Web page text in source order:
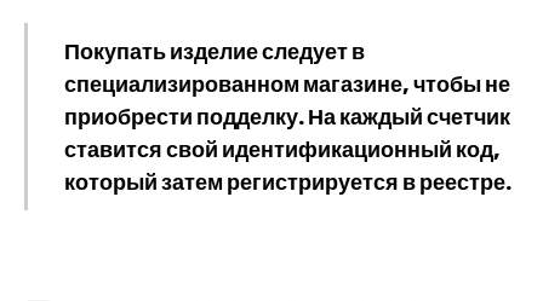
Покупать изделие следует в
специализированном магазине, чтобы не
приобрести подделку. На каждый счетчик
ставится свой идентификационный код,
который затем регистрируется в реестре.